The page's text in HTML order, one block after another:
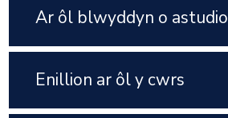
Ar ôl blwyddyn o astudio
Enillion ar ôl y cwrs